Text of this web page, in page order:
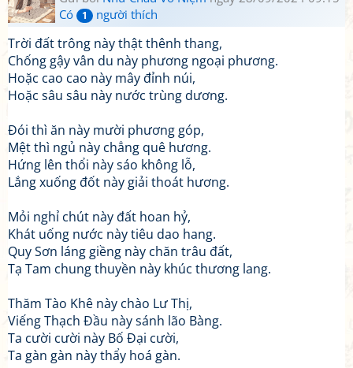
Có
1 người thích
Trời đất trông này thật thênh thang,
Chống gậy vân du này phương ngoại phương.
Hoặc cao cao này mây đỉnh núi,
Hoặc sâu sâu này nước trùng dương.
Đói thì ăn này mười phương góp,
Mệt thì ngủ này chẳng quê hương.
Hứng lên thổi này sáo không lỗ,
Lắng xuống đốt này giải thoát hương.
Mỏi nghỉ chút này đất hoan hỷ,
Khát uống nước này tiêu dao hang.
Quy Sơn láng giềng này chăn trâu đất,
Tạ Tam chung thuyền này khúc thương lang.
Thăm Tào Khê này chào Lư Thị,
Viếng Thạch Đầu này sánh lão Bàng.
Ta cười cười này Bố Đại cười,
Ta gàn gàn này thẩy hoá gàn.